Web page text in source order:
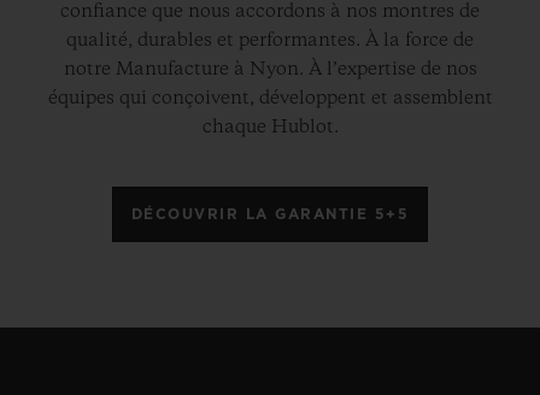
confiance que nous accordons à nos montres de
qualité, durables et performantes. À la force de
notre Manufacture à Nyon. À l’expertise de nos
équipes qui conçoivent, développent et assemblent
chaque Hublot.
DÉCOUVRIR LA GARANTIE 5+5